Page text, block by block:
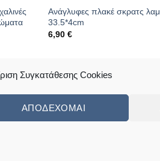
Συγκατάθεσης Cookies
ΑΠΟΔΈΧΟΜΑΙ
Ανάγλυφες πλακέ σκρατς
33.5*4cm
6,90€